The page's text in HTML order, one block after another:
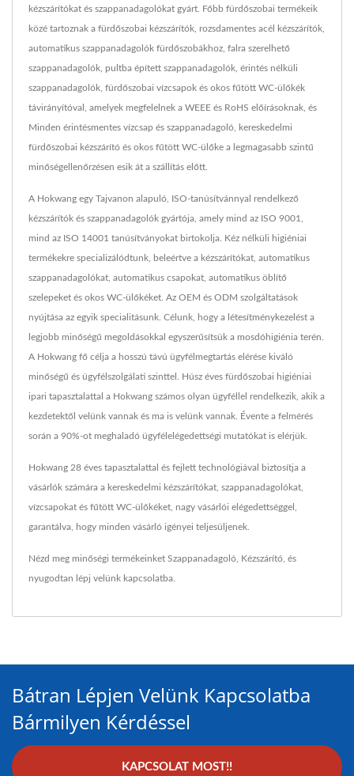
kézszárítókat és szappanadagolókat gyárt. Főbb fürdőszobai termékeik
közé tartoznak a fürdőszobai kézszárítók, rozsdamentes acél kézszárítók,
automatikus szappanadagolók fürdőszobákhoz, falra szerelhető
szappanadagolók, pultba épített szappanadagolók, érintés nélküli
szappanadagolók, fürdőszobai vízcsapok és okos fűtött WC-ülőkék
távirányítóval, amelyek megfelelnek a WEEE és RoHS előírásoknak, és
Minden érintésmentes vízcsap és szappanadagoló, kereskedelmi
fürdőszobai kézszárító és okos fűtött WC-ülőke a legmagasabb szintű
minőségellenőrzésen esik át a szállítás előtt.
A Hokwang egy Tajvanon alapuló, ISO-tanúsítvánnyal rendelkező
kézszárítók és szappanadagolók gyártója, amely mind az ISO 9001,
mind az ISO 14001 tanúsítványokat birtokolja. Kéz nélküli higiéniai
termékekre specializálódtunk, beleértve a kézszárítókat, automatikus
szappanadagolókat, automatikus csapokat, automatikus öblítő
szelepeket és okos WC-ülőkéket. Az OEM és ODM szolgáltatások
nyújtása az egyik specialitásunk. Célunk, hogy a létesítménykezelést a
legjobb minőségű megoldásokkal egyszerűsítsük a mosdóhigiénia terén.
A Hokwang fő célja a hosszú távú ügyfélmegtartás elérése kiváló
minőségű és ügyfélszolgálati szinttel. Húsz éves fürdőszobai higiéniai
ipari tapasztalattal a Hokwang számos olyan ügyféllel rendelkezik, akik a
kezdetektől velünk vannak és ma is velünk vannak. Évente a felmérés
során a 90%-ot meghaladó ügyfélelégedettségi mutatókat is elérjük.
Hokwang 28 éves tapasztalattal és fejlett technológiával biztosítja a
vásárlók számára a kereskedelmi kézszárítókat, szappanadagolókat,
vízcsapokat és fűtött WC-ülőkéket, nagy vásárlói elégedettséggel,
garantálva, hogy minden vásárló igényei teljesüljenek.
Nézd meg minőségi termékeinket Szappanadagoló Kézszárító , és
nyugodtan lépj velünk kapcsolatba
Bátran Lépjen Velünk Kapcsolatba
Bármilyen Kérdéssel
KAPCSOLAT MOST!!